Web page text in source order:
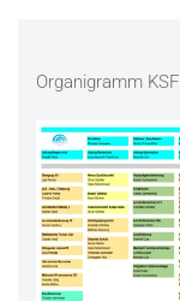
Organigramm KSF